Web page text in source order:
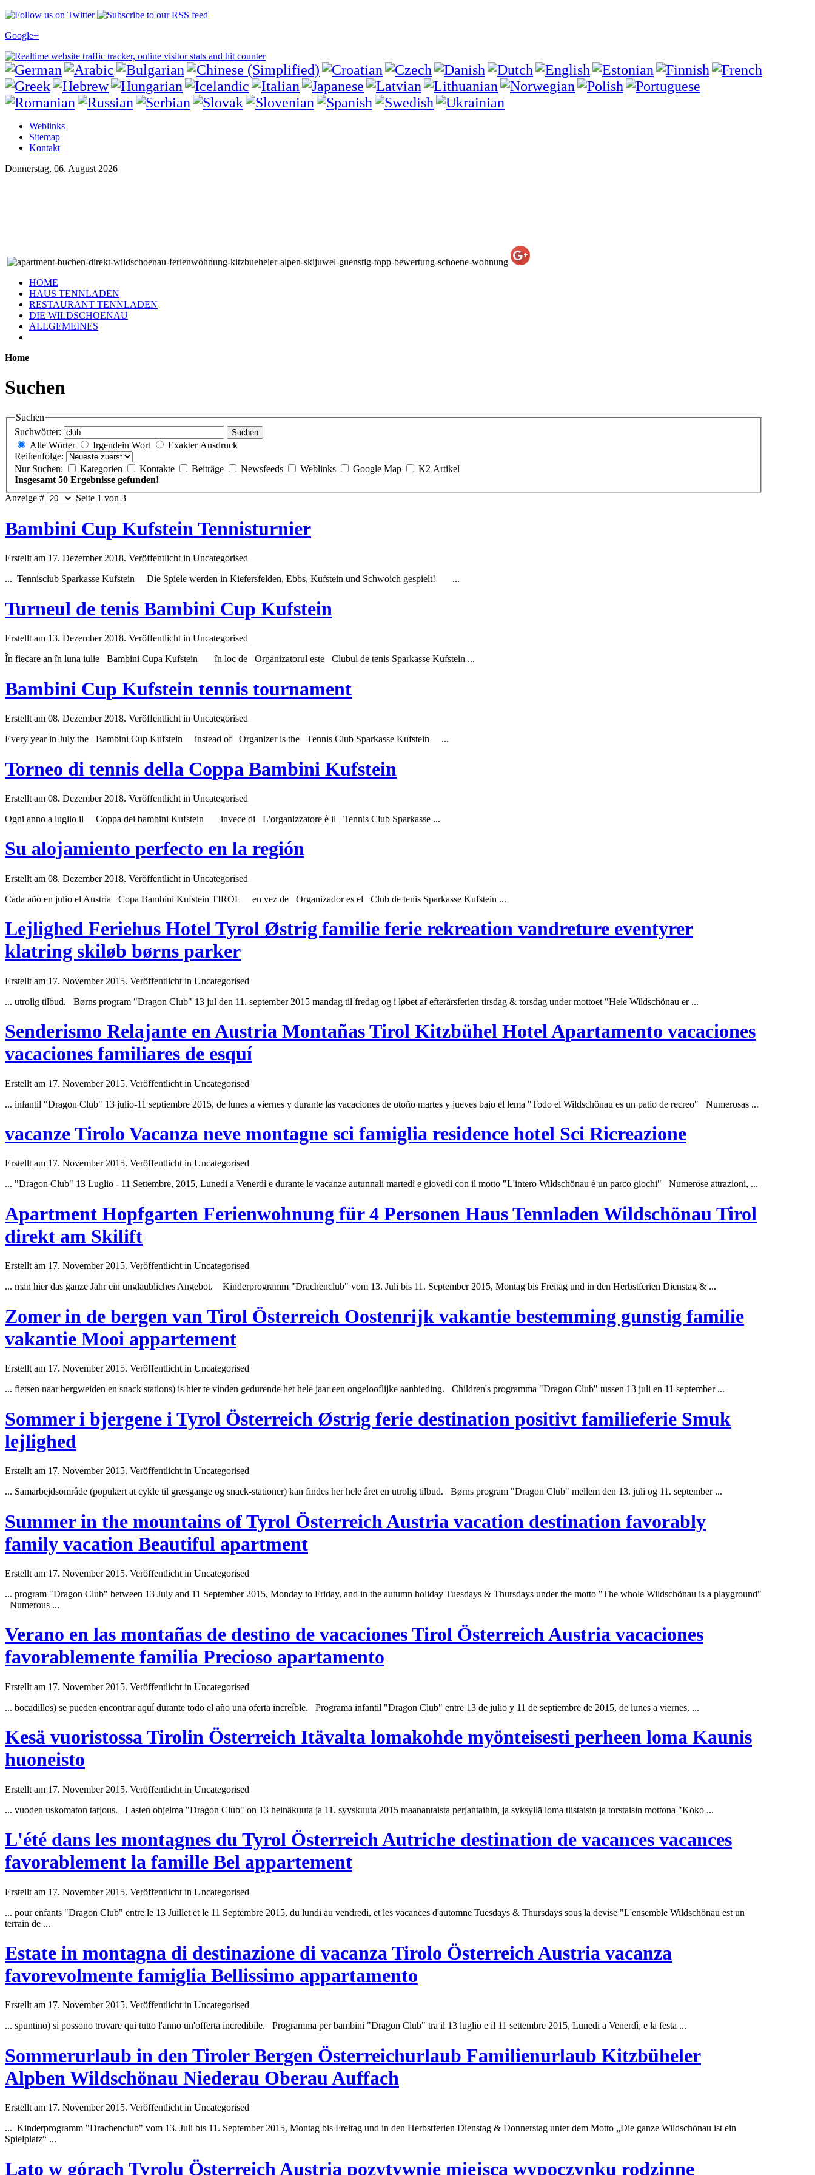
Google+
Weblinks
Sitemap
Kontakt
Donnerstag, 06. August 2026
HOME
HAUS TENNLADEN
RESTAURANT TENNLADEN
DIE WILDSCHOENAU
ALLGEMEINES
Home
Suchen
Suchen
Suchwörter:
Suchen
Alle Wörter Irgendein Wort
Exakter Ausdruck
Reihenfolge:
Nur Suchen:
Kategorien Kontakte Beiträge Newsfeeds Weblinks Google Map
K2 Artikel
Insgesamt 50 Ergebnisse gefunden!
Anzeige #
Seite 1 von 3
Bambini Cup Kufstein Tennisturnier
Erstellt am 17. Dezember 2018. Veröffentlicht in Uncategorised
... Tennisclub Sparkasse Kufstein Die Spiele werden in Kiefersfelden, Ebbs, Kufstein und Schwoich gespielt! ...
Turneul de tenis Bambini Cup Kufstein
Erstellt am 13. Dezember 2018. Veröffentlicht in Uncategorised
În fiecare an în luna iulie Bambini Cupa Kufstein în loc de Organizatorul este Clubul de tenis Sparkasse Kufstein ...
Bambini Cup Kufstein tennis tournament
Erstellt am 08. Dezember 2018. Veröffentlicht in Uncategorised
Every year in July the Bambini Cup Kufstein instead of Organizer is the Tennis Club Sparkasse Kufstein ...
Torneo di tennis della Coppa Bambini Kufstein
Erstellt am 08. Dezember 2018. Veröffentlicht in Uncategorised
Ogni anno a luglio il Coppa dei bambini Kufstein invece di L'organizzatore è il Tennis Club Sparkasse ...
Su alojamiento perfecto en la región
Erstellt am 08. Dezember 2018. Veröffentlicht in Uncategorised
Cada año en julio el Austria Copa Bambini Kufstein TIROL en vez de Organizador es el Club de tenis Sparkasse Kufstein ...
Lejlighed Feriehus Hotel Tyrol Østrig familie ferie rekreation vandreture eventyrer
klatring skiløb børns parker
Erstellt am 17. November 2015. Veröffentlicht in Uncategorised
... utrolig tilbud. Børns program "Dragon Club" 13 jul den 11. september 2015 mandag til fredag ​​og i løbet af efterårsferien tirsdag & torsdag under mottoet "Hele Wildschönau er ...
Senderismo Relajante en Austria Montañas Tirol Kitzbühel Hotel Apartamento vacaciones
vacaciones familiares de esquí
Erstellt am 17. November 2015. Veröffentlicht in Uncategorised
... infantil "Dragon Club" 13 julio-11 septiembre 2015, de lunes a viernes y durante las vacaciones de otoño martes y jueves bajo el lema "Todo el Wildschönau es un patio de recreo" Numerosas ...
vacanze Tirolo Vacanza neve montagne sci famiglia residence hotel Sci Ricreazione
Erstellt am 17. November 2015. Veröffentlicht in Uncategorised
... "Dragon Club" 13 Luglio - 11 Settembre, 2015, Lunedi a Venerdì e durante le vacanze autunnali martedì e giovedì con il motto "L'intero Wildschönau è un parco giochi" Numerose attrazioni, ...
Apartment Hopfgarten Ferienwohnung für 4 Personen Haus Tennladen Wildschönau Tirol
direkt am Skilift
Erstellt am 17. November 2015. Veröffentlicht in Uncategorised
... man hier das ganze Jahr ein unglaubliches Angebot. Kinderprogramm "Drachenclub" vom 13. Juli bis 11. September 2015, Montag bis Freitag und in den Herbstferien Dienstag & ...
Zomer in de bergen van Tirol Österreich Oostenrijk vakantie bestemming gunstig familie
vakantie Mooi appartement
Erstellt am 17. November 2015. Veröffentlicht in Uncategorised
... fietsen naar bergweiden en snack stations) is hier te vinden gedurende het hele jaar een ongelooflijke aanbieding. Children's programma "Dragon Club" tussen 13 juli en 11 september ...
Sommer i bjergene i Tyrol Österreich Østrig ferie destination positivt familieferie Smuk
lejlighed
Erstellt am 17. November 2015. Veröffentlicht in Uncategorised
... Samarbejdsområde (populært at cykle til græsgange og snack-stationer) kan findes her hele året en utrolig tilbud. Børns program "Dragon Club" mellem den 13. juli og 11. september ...
Summer in the mountains of Tyrol Österreich Austria vacation destination favorably
family vacation Beautiful apartment
Erstellt am 17. November 2015. Veröffentlicht in Uncategorised
... program "Dragon Club" between 13 July and 11 September 2015, Monday to Friday, and in the autumn holiday Tuesdays & Thursdays under the motto "The whole Wildschönau is a playground"
Numerous ...
Verano en las montañas de destino de vacaciones Tirol Österreich Austria vacaciones
favorablemente familia Precioso apartamento
Erstellt am 17. November 2015. Veröffentlicht in Uncategorised
... bocadillos) se pueden encontrar aquí durante todo el año una oferta increíble. Programa infantil "Dragon Club" entre 13 de julio y 11 de septiembre de 2015, de lunes a viernes, ...
Kesä vuoristossa Tirolin Österreich Itävalta lomakohde myönteisesti perheen loma Kaunis
huoneisto
Erstellt am 17. November 2015. Veröffentlicht in Uncategorised
... vuoden uskomaton tarjous. Lasten ohjelma "Dragon Club" on 13 heinäkuuta ja 11. syyskuuta 2015 maanantaista perjantaihin, ja syksyllä loma tiistaisin ja torstaisin mottona "Koko ...
L'été dans les montagnes du Tyrol Österreich Autriche destination de vacances vacances
favorablement la famille Bel appartement
Erstellt am 17. November 2015. Veröffentlicht in Uncategorised
... pour enfants "Dragon Club" entre le 13 Juillet et le 11 Septembre 2015, du lundi au vendredi, et les vacances d'automne Tuesdays & Thursdays sous la devise "L'ensemble Wildschönau est un
terrain de ...
Estate in montagna di destinazione di vacanza Tirolo Österreich Austria vacanza
favorevolmente famiglia Bellissimo appartamento
Erstellt am 17. November 2015. Veröffentlicht in Uncategorised
... spuntino) si possono trovare qui tutto l'anno un'offerta incredibile. Programma per bambini "Dragon Club" tra il 13 luglio e il 11 settembre 2015, Lunedi a Venerdì, e la festa ...
Sommerurlaub in den Tiroler Bergen Österreichurlaub Familienurlaub Kitzbüheler
Alpben Wildschönau Niederau Oberau Auffach
Erstellt am 17. November 2015. Veröffentlicht in Uncategorised
... Kinderprogramm "Drachenclub" vom 13. Juli bis 11. September 2015, Montag bis Freitag und in den Herbstferien Dienstag & Donnerstag unter dem Motto „Die ganze Wildschönau ist ein
Spielplatz“ ...
Lato w górach Tyrolu Österreich Austria pozytywnie miejsca wypoczynku rodzinne